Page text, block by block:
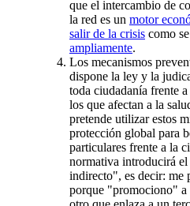
que el intercambio de
la red es un motor
salir de la crisis como
ampliamente.
Los mecanismos
dispone la ley y la
toda ciudadanía frente
los que afectan a la
pretende utilizar estos
protección global para
particulares frente a la
normativa introducirá
indirecto", es decir: me
porque "promociono"